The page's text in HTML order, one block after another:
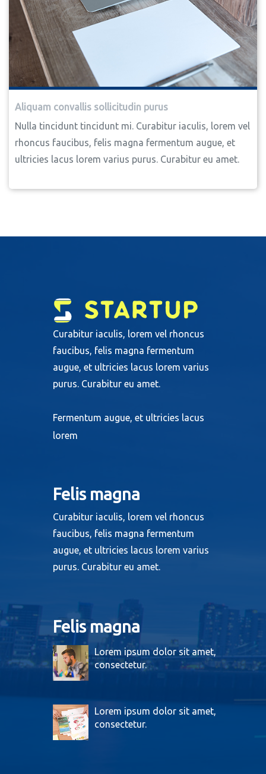
Aliquam convallis sollicitudin purus
Nulla tincidunt tincidunt mi. Curabitur iaculis, lorem vel
rhoncus faucibus, felis magna fermentum augue, et
ultricies lacus lorem varius purus. Curabitur eu amet.
Curabitur iaculis, lorem vel rhoncus
faucibus, felis magna fermentum
augue, et ultricies lacus lorem varius
purus. Curabitur eu amet.
Fermentum augue, et ultricies lacus
lorem
Felis magna
Curabitur iaculis, lorem vel rhoncus
faucibus, felis magna fermentum
augue, et ultricies lacus lorem varius
purus. Curabitur eu amet.
Felis magna
Lorem ipsum dolor sit amet,
consectetur.
Lorem ipsum dolor sit amet,
consectetur.